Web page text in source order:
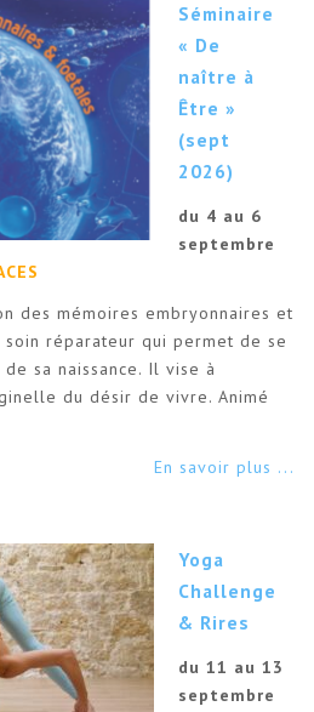
Séminaire
« De
naître à
Être »
(sept
2026)
du 4 au 6
septembre
des mémoires embryonnaires et
réparateur qui permet de se
sa naissance. Il vise à
du désir de vivre. Animé
En savoir plus ...
Yoga
Challenge
& Rires
du 11 au 13
septembre